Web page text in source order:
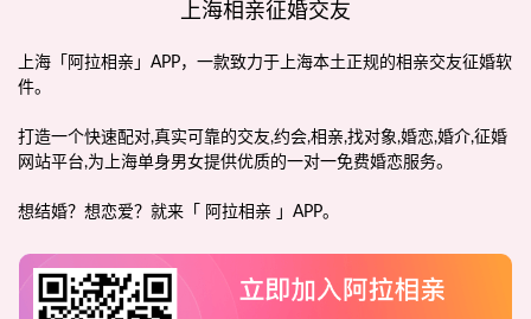
上海相亲征婚交友
上海「阿拉相亲」APP，一款致力于上海本土正规的相亲交友征婚软
件。
打造一个快速配对,真实可靠的交友,约会,相亲,找对象,婚恋,婚介,征婚
网站平台,为上海单身男女提供优质的一对一免费婚恋服务。
想结婚？想恋爱？就来「 阿拉相亲 」APP。